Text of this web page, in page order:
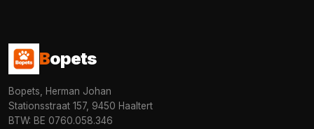
Bopets
Bopets, Herman Johan
Stationsstraat 157, 9450 Haaltert
BTW: BE 0760.058.346